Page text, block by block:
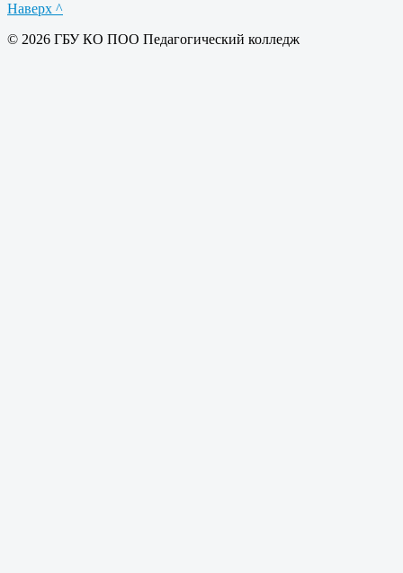
Наверх ^
© 2026 ГБУ КО ПОО Педагогический колледж